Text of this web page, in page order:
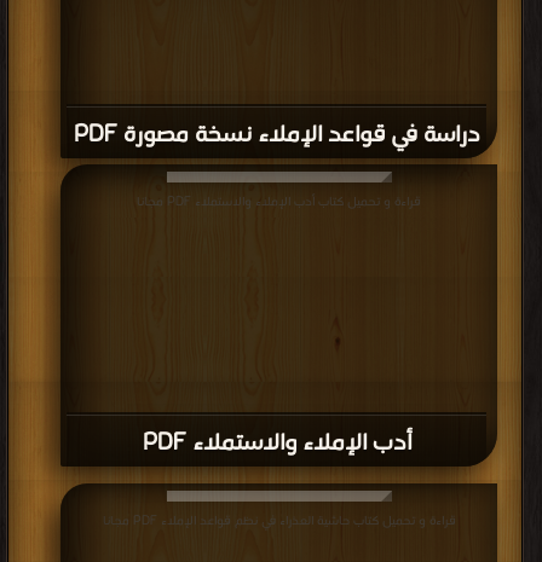
دراسة في قواعد الإملاء نسخة مصورة PDF
أدب الإملاء والاستملاء PDF
قراءة و تحميل كتاب أدب الإملاء والاستملاء PDF مجانا
قراءة و تحميل كتاب حاشية العذراء في نظم قواعد الإملاء PDF مجانا